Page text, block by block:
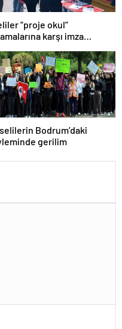
“proje okul”
karşı imza
Bodrum’daki
gerilim